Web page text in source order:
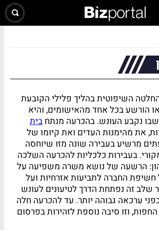
השיפוטית בהליך פלילי הקובעת
הורשע בכל אחד מהאישומים, והיא
שבו נקבע העונש. בהכרעה מנתח בית
את מהימנות העדים ואת קיומו של
מרשיע בעבירה שונה מזו שיוחסה
בעבירות כלכליות להכרעה השלכה
הרשעה של נושא משרה משפיעה על
חשיפת החברה לתביעות אזרחיות ועל
שלב זה נפתחת הדרך לטיעונים לעונש
ערכאה גבוהה יותר. עד להכרעה חלה
וזו סיבה נוספת לזהירות בפרסום